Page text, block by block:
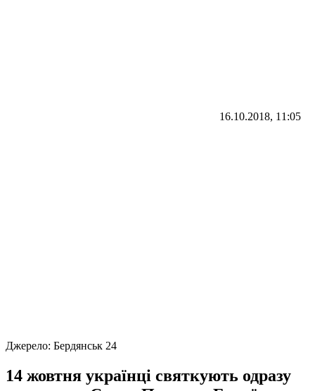
16.10.2018, 11:05
Джерело: Бердянськ 24
14 жовтня українці святкують одразу